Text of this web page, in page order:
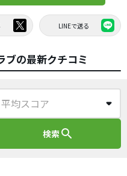
LINEで送る
ブの最新クチコミ
検索search